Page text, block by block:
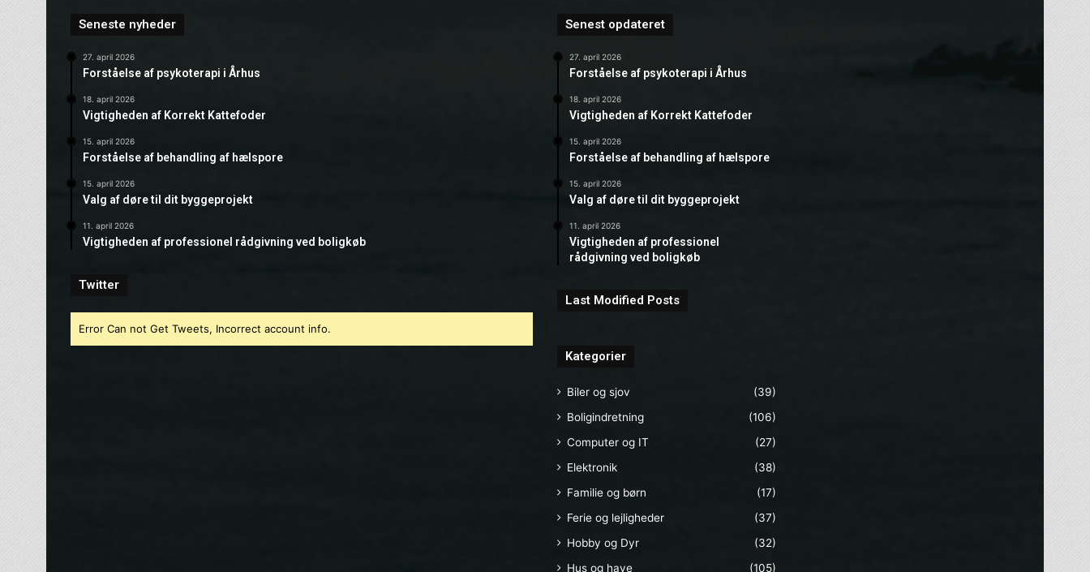
Seneste nyheder
27. april 2026
Forståelse af psykoterapi i Århus
18. april 2026
Vigtigheden af Korrekt Kattefoder
15. april 2026
Forståelse af behandling af hælspore
15. april 2026
Valg af døre til dit byggeprojekt
11. april 2026
Vigtigheden af professionel rådgivning ved boligkøb
Twitter
Error Can not Get Tweets, Incorrect account info.
Senest opdateret
27. april 2026
Forståelse af psykoterapi i Århus
18. april 2026
Vigtigheden af Korrekt Kattefoder
15. april 2026
Forståelse af behandling af hælspore
15. april 2026
Valg af døre til dit byggeprojekt
11. april 2026
Vigtigheden af professionel
rådgivning ved boligkøb
Last Modified Posts
Kategorier
Biler og sjov
(39)
Boligindretning
(106)
Computer og IT
(27)
Elektronik
(38)
Familie og børn
(17)
Ferie og lejligheder
(37)
Hobby og Dyr
(32)
Hus og have
(105)